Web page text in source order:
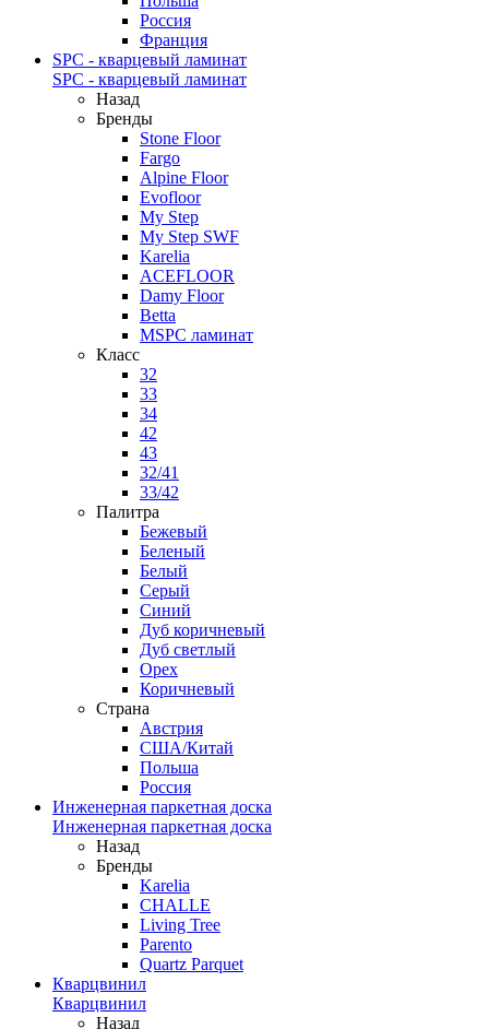
Россия
Франция
SPC - кварцевый ламинат
SPC - кварцевый ламинат
Назад
Бренды
Stone Floor
Fargo
Alpine Floor
Evofloor
My Step
My Step SWF
Karelia
ACEFLOOR
Damy Floor
Betta
MSPC ламинат
Класс
32
33
34
42
43
32/41
33/42
Палитра
Бежевый
Беленый
Белый
Серый
Синий
Дуб коричневый
Дуб светлый
Орех
Коричневый
Страна
Австрия
США/Китай
Польша
Россия
Инженерная паркетная доска
Инженерная паркетная доска
Назад
Бренды
Karelia
CHALLE
Living Tree
Parento
Quartz Parquet
Кварцвинил
Кварцвинил
Назад